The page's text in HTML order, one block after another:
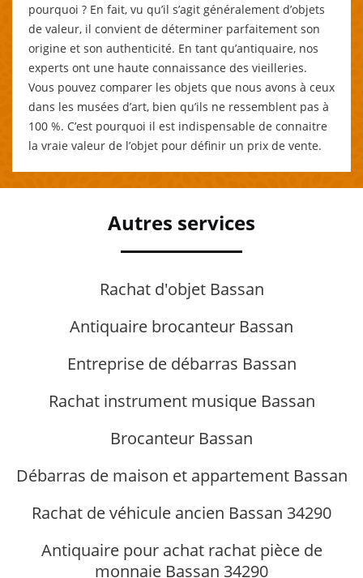
pourquoi ? En fait, vu qu’il s’agit généralement d’objets
de valeur, il convient de déterminer parfaitement son
origine et son authenticité. En tant qu’antiquaire, nos
experts ont une haute connaissance des vieilleries.
Vous pouvez comparer les objets que nous avons à ceux
dans les musées d’art, bien qu’ils ne ressemblent pas à
100 %. C’est pourquoi il est indispensable de connaitre
la vraie valeur de l’objet pour définir un prix de vente.
Autres services
Rachat d'objet Bassan
Antiquaire brocanteur Bassan
Entreprise de débarras Bassan
Rachat instrument musique Bassan
Brocanteur Bassan
Débarras de maison et appartement Bassan
Rachat de véhicule ancien Bassan 34290
Antiquaire pour achat rachat pièce de
monnaie Bassan 34290